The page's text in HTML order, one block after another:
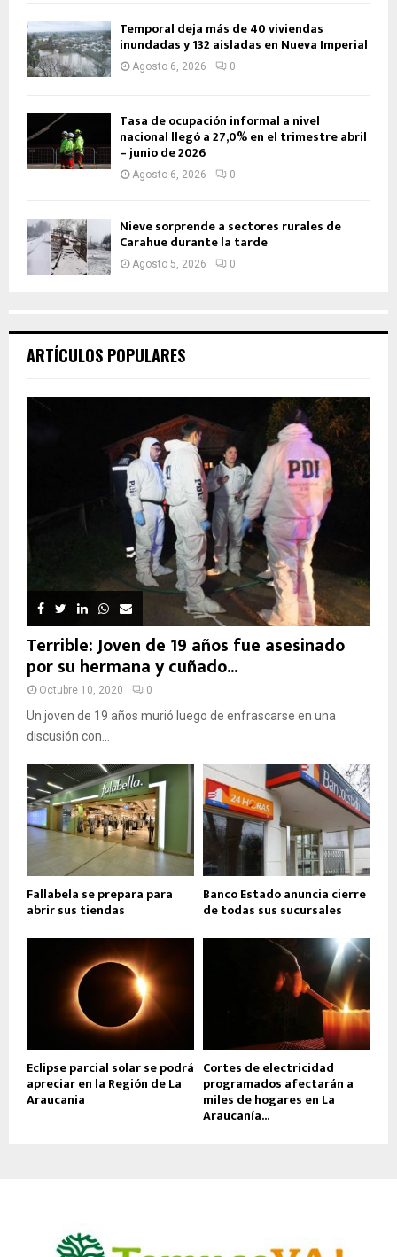
Temporal deja más de 40 viviendas
inundadas y 132 aisladas en Nueva Imperial
Agosto 6, 2026 0
Tasa de ocupación informal a nivel
nacional llegó a 27,0% en el trimestre abril
– junio de 2026
Agosto 6, 2026 0
Nieve sorprende a sectores rurales de
Carahue durante la tarde
Agosto 5, 2026 0
ARTÍCULOS POPULARES
Terrible: Joven de 19 años fue asesinado
por su hermana y cuñado...
Octubre 10, 2020 0
Un joven de 19 años murió luego de enfrascarse en una
discusión con...
Fallabela se prepara para
abrir sus tiendas
Banco Estado anuncia cierre
de todas sus sucursales
Eclipse parcial solar se podrá
apreciar en la Región de La
Araucania
Cortes de electricidad
programados afectarán a
miles de hogares en La
Araucanía...